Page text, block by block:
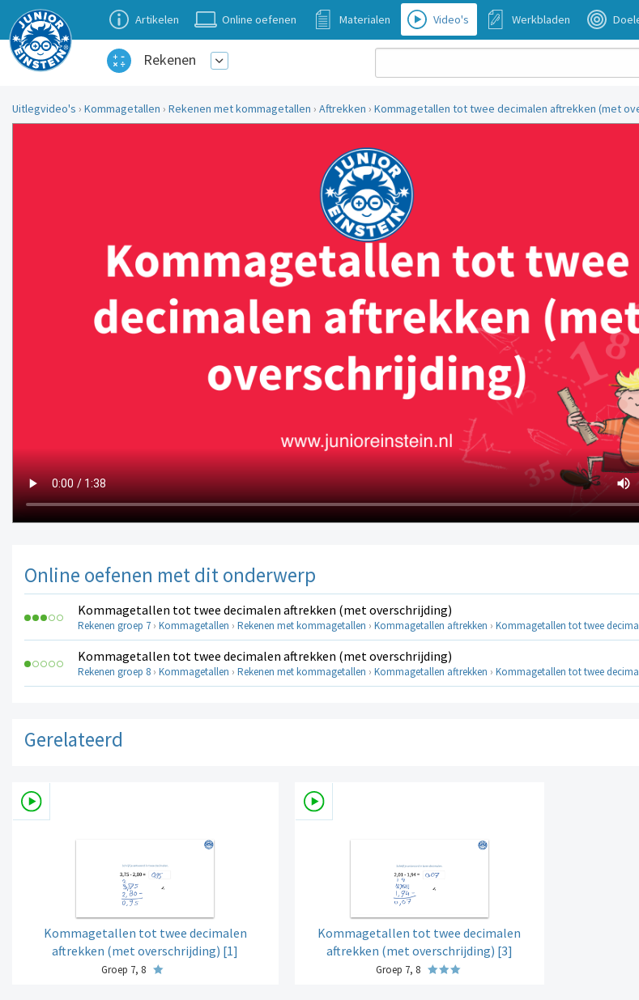
Artikelen Online oefenen Materialen Video's Werkbladen
Rekenen
Uitlegvideo's › Kommagetallen › Rekenen met kommagetallen › Aftrekken › Kommagetallen tot twee decimalen aftrekken (met
Online oefenen met dit onderwerp
Kommagetallen tot twee decimalen aftrekken (met overschrijding)
Rekenen groep 7 › Kommagetallen › Rekenen met kommagetallen › Kommagetallen aftrekken › Kommagetallen tot twee
Kommagetallen tot twee decimalen aftrekken (met overschrijding)
Rekenen groep 8 › Kommagetallen › Rekenen met kommagetallen › Kommagetallen aftrekken › Kommagetallen tot twee
Gerelateerd
Kommagetallen tot twee decimalen
aftrekken (met overschrijding) [1]
Groep 7, 8
Kommagetallen tot twee decimalen
aftrekken (met overschrijding) [3]
Groep 7, 8